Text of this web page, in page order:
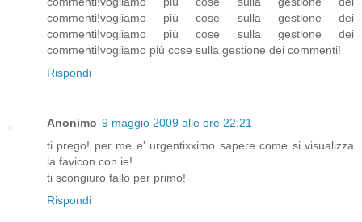
commenti!vogliamo più cose sulla gestione dei
commenti!vogliamo più cose sulla gestione dei
commenti!vogliamo più cose sulla gestione dei commenti!
Rispondi
Anonimo 9 maggio 2009 alle ore 22:21
ti prego! per me e' urgentixximo sapere come si visualizza
la favicon con ie!
ti scongiuro fallo per primo!
Rispondi